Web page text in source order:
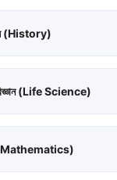
(History)
(Life Science)